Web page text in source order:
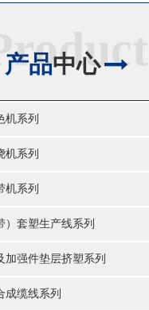
Product
产品中心
机系列
机系列
机系列
）套塑生产线系列
加强件垫层挤塑系列
成缆线系列